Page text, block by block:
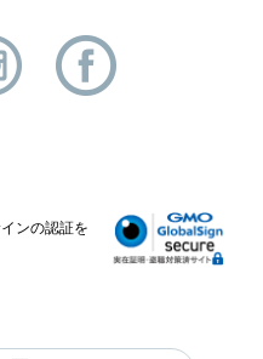
ンの認証を